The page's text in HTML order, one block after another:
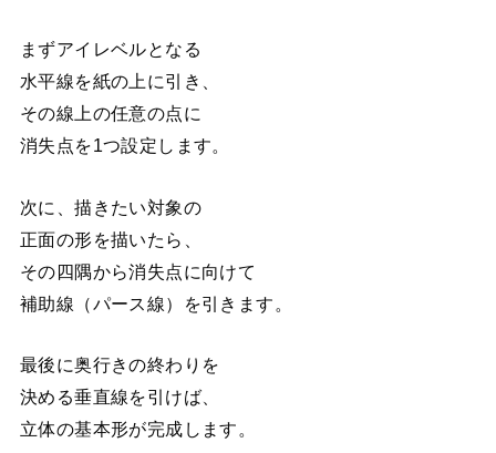
まずアイレベルとなる
水平線を紙の上に引き、
その線上の任意の点に
消失点を1つ設定します。
次に、描きたい対象の
正面の形を描いたら、
その四隅から消失点に向けて
補助線（パース線）を引きます。
最後に奥行きの終わりを
決める垂直線を引けば、
立体の基本形が完成します。